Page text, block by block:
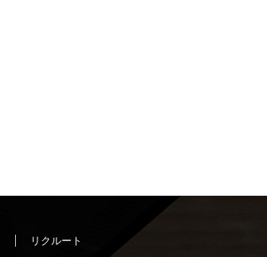
リクルート